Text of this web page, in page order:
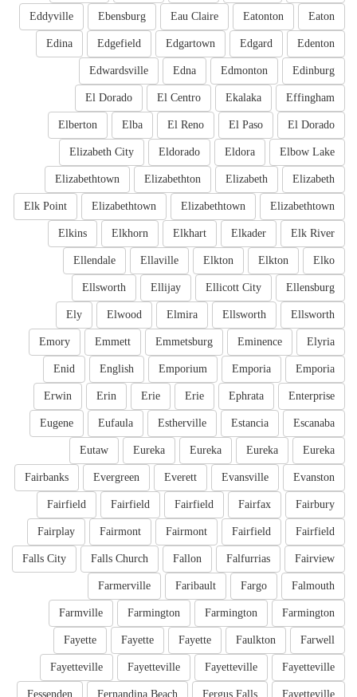
Eaton
Eatonton
Eau Claire
Ebensburg
Eddyville
Edenton
Edgard
Edgartown
Edgefield
Edina
Edinburg
Edmonton
Edna
Edwardsville
Effingham
Ekalaka
El Centro
El Dorado
El Dorado
El Paso
El Reno
Elba
Elberton
Elbow Lake
Eldora
Eldorado
Elizabeth City
Elizabeth
Elizabeth
Elizabethton
Elizabethtown
Elizabethtown
Elizabethtown
Elizabethtown
Elk Point
Elk River
Elkader
Elkhart
Elkhorn
Elkins
Elko
Elkton
Elkton
Ellaville
Ellendale
Ellensburg
Ellicott City
Ellijay
Ellsworth
Ellsworth
Ellsworth
Elmira
Elwood
Ely
Elyria
Eminence
Emmetsburg
Emmett
Emory
Emporia
Emporia
Emporium
English
Enid
Enterprise
Ephrata
Erie
Erie
Erin
Erwin
Escanaba
Estancia
Estherville
Eufaula
Eugene
Eureka
Eureka
Eureka
Eureka
Eutaw
Evanston
Evansville
Everett
Evergreen
Fairbanks
Fairbury
Fairfax
Fairfield
Fairfield
Fairfield
Fairfield
Fairfield
Fairmont
Fairmont
Fairplay
Fairview
Falfurrias
Fallon
Falls Church
Falls City
Falmouth
Fargo
Faribault
Farmerville
Farmington
Farmington
Farmington
Farmville
Farwell
Faulkton
Fayette
Fayette
Fayette
Fayetteville
Fayetteville
Fayetteville
Fayetteville
Fayetteville
Fergus Falls
Fernandina Beach
Fessenden